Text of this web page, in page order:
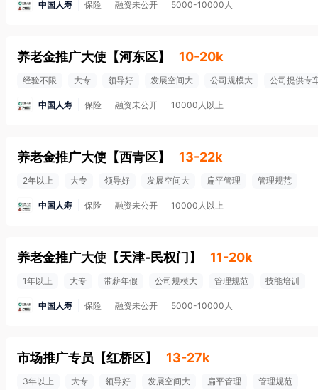
中国人寿 保险 融资未公开 5000-10000人
养老金推广大使 【河东区】 10-20k
经验不限 大专 领导好 发展空间大 公司规模大 公司提供专
中国人寿 保险 融资未公开 10000人以上
养老金推广大使 【西青区】 13-22k
2年以上 大专 领导好 发展空间大 扁平管理 管理规范
中国人寿 保险 融资未公开 10000人以上
养老金推广大使 【天津-民权门 】 11-20k
1年以上 大专 带薪年假 公司规模大 管理规范 技能培训
中国人寿 保险 融资未公开 5000-10000人
市场推广专员 【红桥区】 13-27k
3年以上 大专 领导好 发展空间大 扁平管理 管理规范